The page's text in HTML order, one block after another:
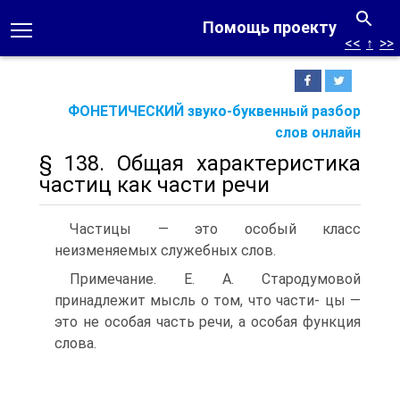
Помощь проекту
ФОНЕТИЧЕСКИЙ звуко-буквенный разбор
слов онлайн
<< ↑ >>
§ 138. Общая характеристика
частиц как части речи
Частицы — это особый класс
неизменяемых служебных слов.
Примечание. Е. А. Стародумовой
принадлежит мысль о том, что части- цы —
это не особая часть речи, а особая функция
слова.